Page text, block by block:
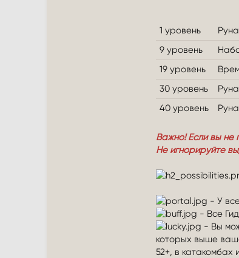
1 уровень
9 уровень
19 уровень
30 уровень
40 уровень
Важно! Если вы не
Не игнорируйте
- У
- Все
- Вы
которых выше
52+, в катакомбах